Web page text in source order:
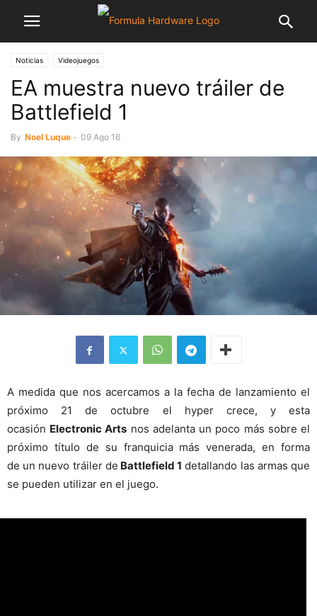
Noticias Videojuegos
EA muestra nuevo tráiler de
Battlefield 1
By Noel Luque - 09 Ago 16
A medida que nos acercamos a la fecha de lanzamiento el
próximo 21 de octubre el hyper crece, y esta
ocasión Electronic Arts nos adelanta un poco más sobre el
próximo título de su franquicia más venerada, en forma
de un nuevo tráiler de Battlefield 1 detallando las armas que
se pueden utilizar en el juego.